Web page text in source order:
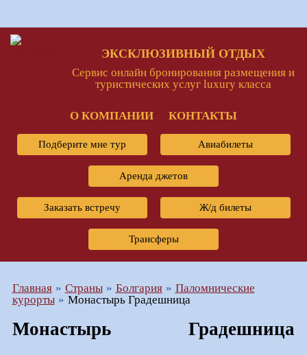
ЭКСКЛЮЗИВНЫЙ ОТДЫХ
Сервис онлайн бронирования размещения и
туристических услуг luxury класса
О КОМПАНИИ КОНТАКТЫ
Подберите мне тур Авиабилеты
Аренда джетов
Заказать встречу Ж/д билеты
Трансферы
Главная Страны Болгария
Паломнические
курорты
Монастырь Градешница
Монастырь Градешница